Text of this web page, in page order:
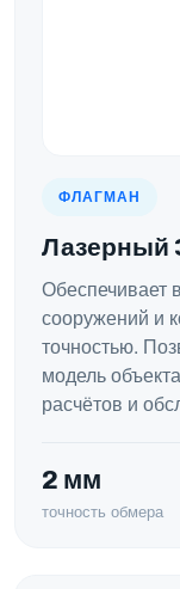
ФЛАГМАН
Лазерный
Обеспечивает
сооружений и
точностью.
модель
расчётов и
2 мм
точность обмера